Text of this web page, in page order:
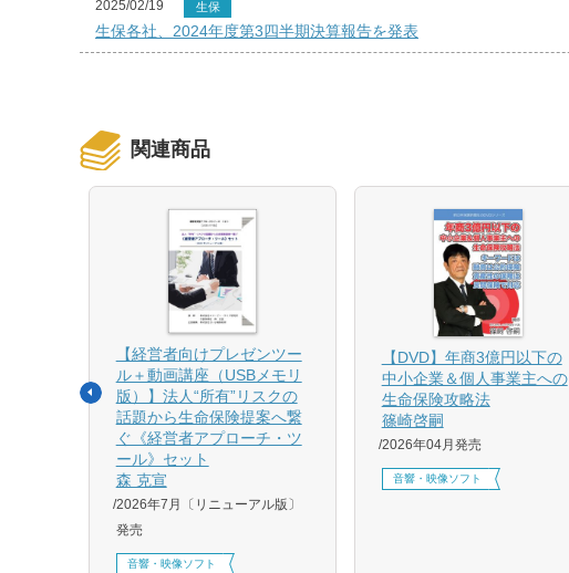
2025/02/19 生保
生保各社、2024年度第3四半期決算報告を発表
関連商品
【経営者向けプレゼンツー
ル＋動画講座（USBメモリ
版）】法人“所有”リスクの
話題から生命保険提案へ繋
ぐ《経営者アプローチ・ツ
ール》セット
森 克宣
2026年7月〔リニューアル版〕
発売
音響・映像ソフト
【DVD】年商3億円以下の
中小企業＆個人事業主への
生命保険攻略法
篠崎啓嗣
2026年04月発売
音響・映像ソフト